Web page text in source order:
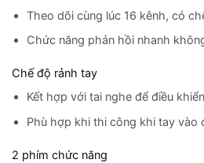
Theo dõi cùng lúc 16 kênh, có
Chức năng phản hồi nhanh
Chế độ rảnh tay
Kết hợp với tai nghe để điều
Phù hợp khi thi công khi tay vào
2 phím chức năng